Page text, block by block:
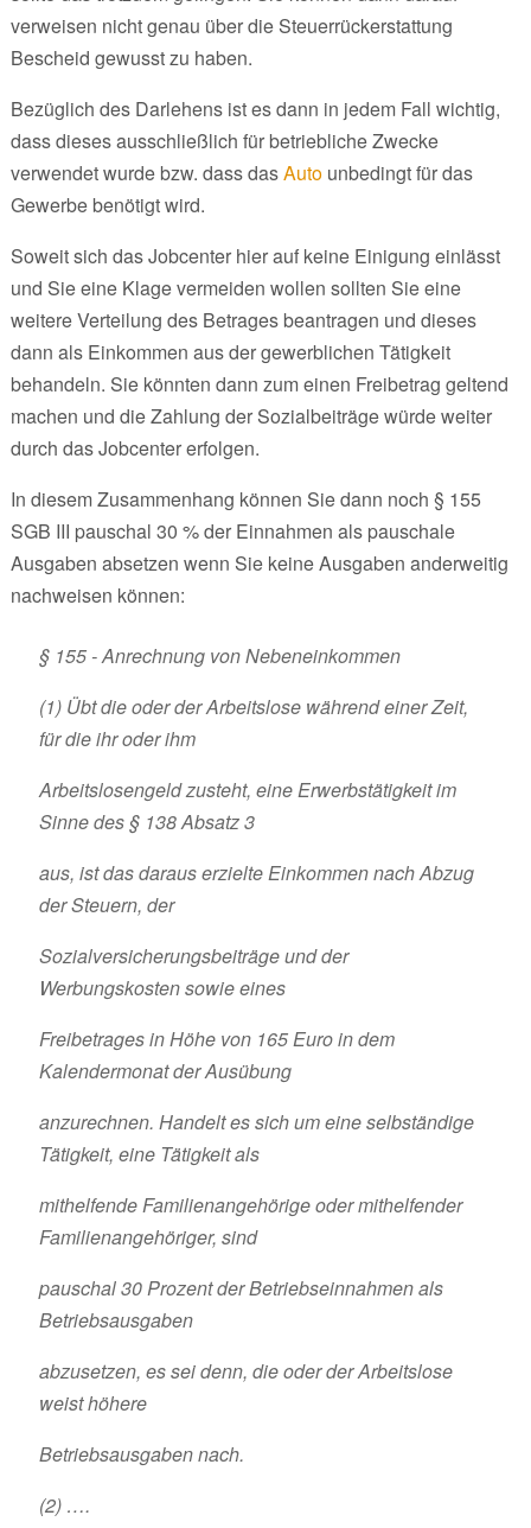
verweisen nicht genau über die Steuerrückerstattung
Bescheid gewusst zu haben.
Bezüglich des Darlehens ist es dann in jedem Fall wichtig,
dass dieses ausschließlich für betriebliche Zwecke
verwendet wurde bzw. dass dasAutounbedingt für das
Gewerbe benötigt wird.
Soweit sich das Jobcenter hier auf keine Einigung einlässt
und Sie eine Klage vermeiden wollen sollten Sie eine
weitere Verteilung des Betrages beantragen und dieses
dann als Einkommen aus der gewerblichen Tätigkeit
behandeln. Sie könnten dann zum einen Freibetrag geltend
machen und die Zahlung der Sozialbeiträge würde weiter
durch das Jobcenter erfolgen.
In diesem Zusammenhang können Sie dann noch § 155
SGB III pauschal 30 % der Einnahmen als pauschale
Ausgaben absetzen wenn Sie keine Ausgaben anderweitig
nachweisen können:
§ 155 - Anrechnung von Nebeneinkommen
(1) Übt die oder der Arbeitslose während einer Zeit,
für die ihr oder ihm
Arbeitslosengeld zusteht, eine Erwerbstätigkeit im
Sinne des § 138 Absatz 3
aus, ist das daraus erzielte Einkommen nach Abzug
der Steuern, der
Sozialversicherungsbeiträge und der
Werbungskosten sowie eines
Freibetrages in Höhe von 165 Euro in dem
Kalendermonat der Ausübung
anzurechnen. Handelt es sich um eine selbständige
Tätigkeit, eine Tätigkeit als
mithelfende Familienangehörige oder mithelfender
Familienangehöriger, sind
pauschal 30 Prozent der Betriebseinnahmen als
Betriebsausgaben
abzusetzen, es sei denn, die oder der Arbeitslose
weist höhere
Betriebsausgaben nach.
(2) ….